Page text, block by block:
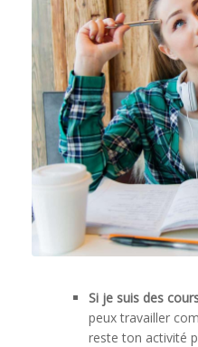
Si je suis des
peux travailler
reste ton activité